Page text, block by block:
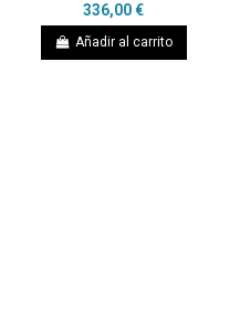
336,00 €
Añadir al carrito